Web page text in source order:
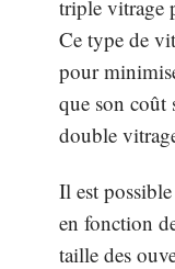
triple vitrage
Ce type de
pour
que son coût
double
Il est
en fonction
taille des